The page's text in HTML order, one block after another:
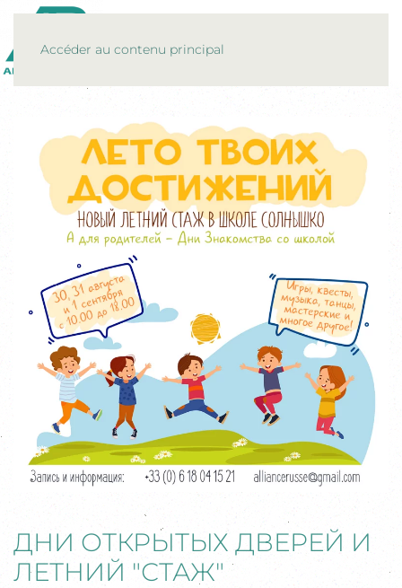
Accéder au contenu principal
ДНИ ОТКРЫТЫХ ДВЕРЕЙ И
ЛЕТНИЙ "СТАЖ"